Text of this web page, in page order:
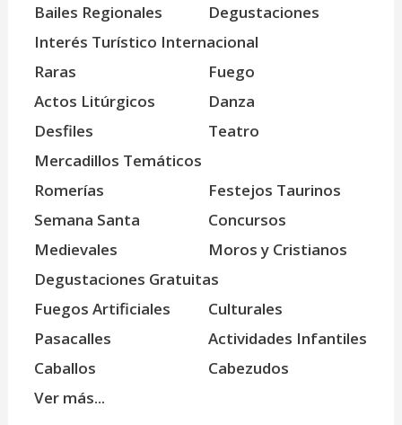
Bailes Regionales
Degustaciones
Interés Turístico Internacional
Raras
Fuego
Actos Litúrgicos
Danza
Desfiles
Teatro
Mercadillos Temáticos
Romerías
Festejos Taurinos
Semana Santa
Concursos
Medievales
Moros y Cristianos
Degustaciones Gratuitas
Fuegos Artificiales
Culturales
Pasacalles
Actividades Infantiles
Caballos
Cabezudos
Ver más...